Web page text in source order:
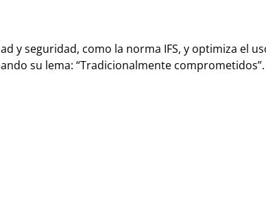
y seguridad, como la norma IFS, y optimiza el
su lema: “Tradicionalmente comprometidos”.